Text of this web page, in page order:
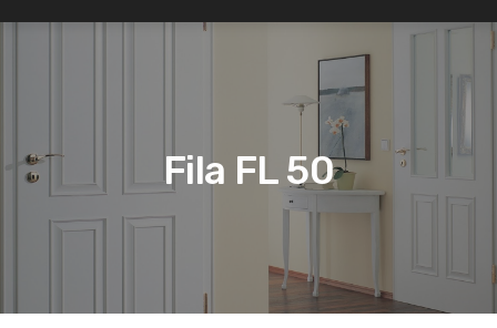
Fila FL 50